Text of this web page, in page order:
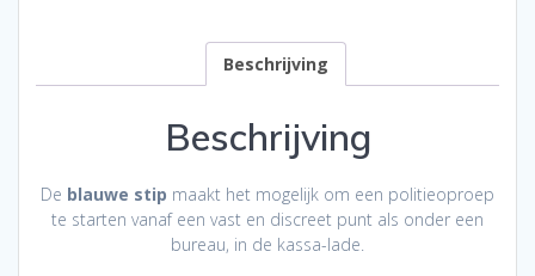
Beschrijving
Beschrijving
De blauwe stip maakt het mogelijk om een politieoproep
te starten vanaf een vast en discreet punt als onder een
bureau, in de kassa-lade.